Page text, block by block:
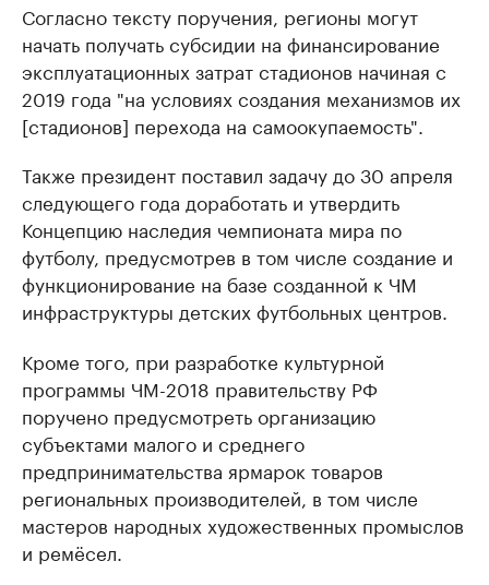
Согласно тексту поручения, регионы могут
начать получать субсидии на финансирование
эксплуатационных затрат стадионов начиная с
2019 года "на условиях создания механизмов их
[стадионов] перехода на самоокупаемость".
Также президент поставил задачу до 30 апреля
следующего года доработать и утвердить
Концепцию наследия чемпионата мира по
футболу, предусмотрев в том числе создание и
функционирование на базе созданной к ЧМ
инфраструктуры детских футбольных центров.
Кроме того, при разработке культурной
программы ЧМ-2018 правительству РФ
поручено предусмотреть организацию
субъектами малого и среднего
предпринимательства ярмарок товаров
региональных производителей, в том числе
мастеров народных художественных промыслов
и ремёсел. ​